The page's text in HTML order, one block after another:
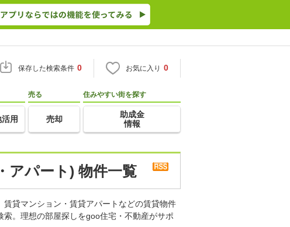
保存した検索条件 0 お気に入り 0
用
売る
売却
住みやすい街を探す
助成金
情報
アパート) 物件一覧
貸マンション・賃貸アパートなどの賃貸物件
。理想の部屋探しをgoo住宅・不動産がサポ